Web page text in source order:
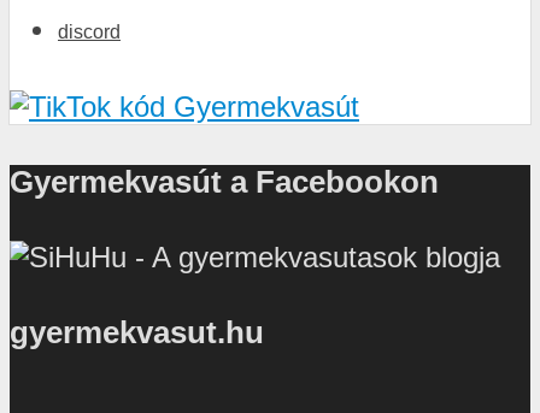
discord
Gyermekvasút a Facebookon
gyermekvasut.hu